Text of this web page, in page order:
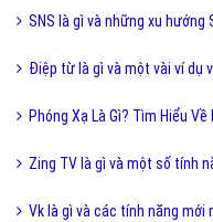
SNS là gì và những xu hướng
Điệp từ là gì và một vài ví dụ
Phóng Xạ Là Gì? Tìm Hiểu Về
Zing TV là gì và một số tính
Vk là gì và các tính năng mới